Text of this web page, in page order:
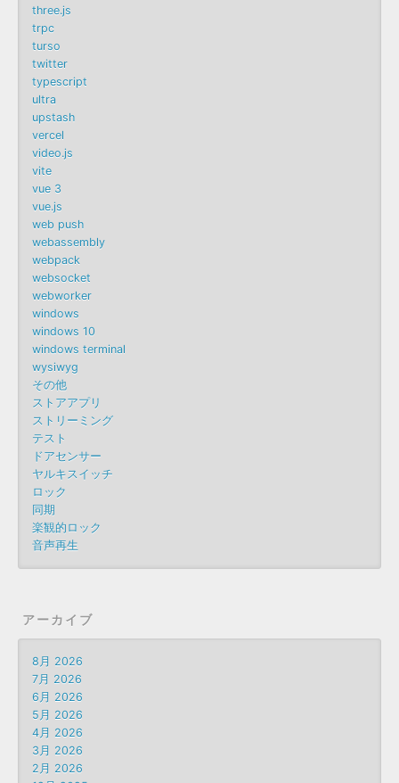
three.js
trpc
turso
twitter
typescript
ultra
upstash
vercel
video.js
vite
vue 3
vue.js
web push
webassembly
webpack
websocket
webworker
windows
windows 10
windows terminal
wysiwyg
その他
ストアアプリ
ストリーミング
テスト
ドアセンサー
ヤルキスイッチ
ロック
同期
楽観的ロック
音声再生
アーカイブ
8月 2026
7月 2026
6月 2026
5月 2026
4月 2026
3月 2026
2月 2026